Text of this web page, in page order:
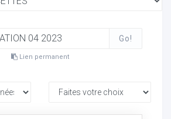
Go!
Lien permanent